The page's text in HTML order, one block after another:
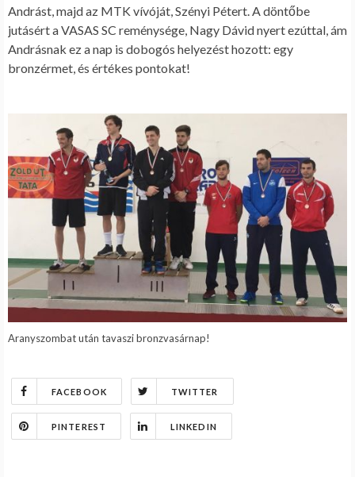
Andrást, majd az MTK vívóját, Szényi Pétert. A döntőbe
jutásért a VASAS SC reménysége, Nagy Dávid nyert ezúttal, ám
Andrásnak ez a nap is dobogós helyezést hozott: egy
bronzérmet, és értékes pontokat!
Aranyszombat után tavaszi bronzvasárnap!
FACEBOOK TWITTER
PINTEREST LINKEDIN